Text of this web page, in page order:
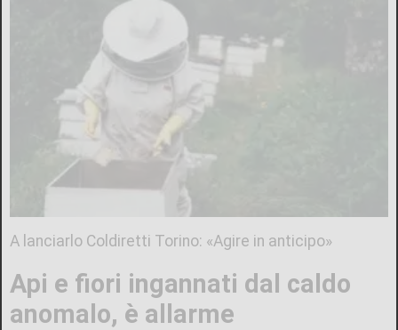
A lanciarlo Coldiretti Torino: «Agire in anticipo»
Api e fiori ingannati dal caldo
anomalo, è allarme